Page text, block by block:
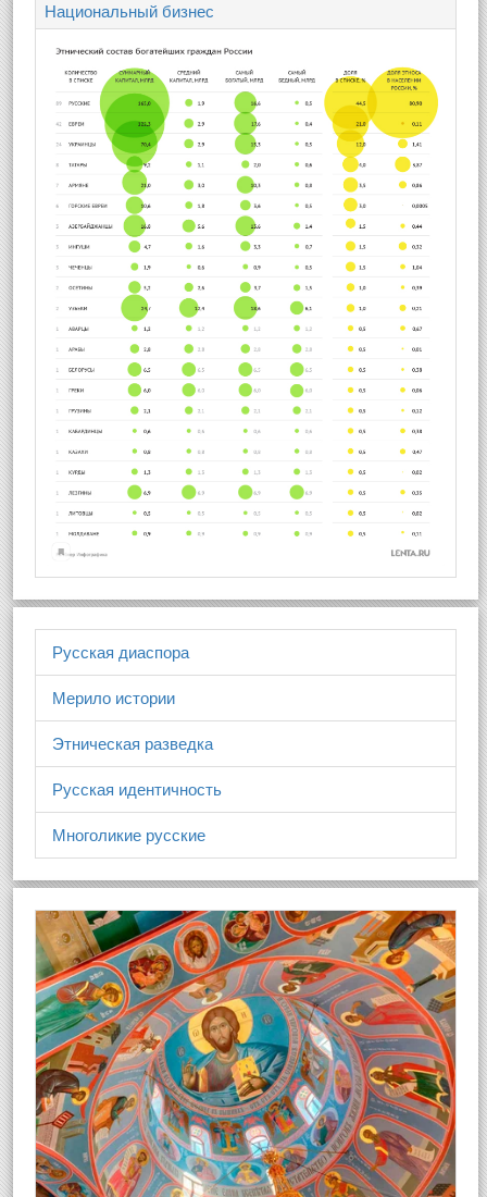
Национальный бизнес
Русская диаспора
Мерило истории
Этническая разведка
Русская идентичность
Многоликие русские